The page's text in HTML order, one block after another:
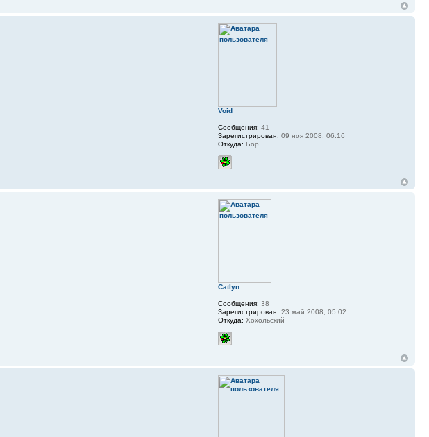
Void
Сообщения: 41
Зарегистрирован: 09 ноя 2008, 06:16
Откуда: Бор
Catlyn
Сообщения: 38
Зарегистрирован: 23 май 2008, 05:02
Откуда: Хохольский